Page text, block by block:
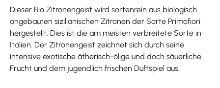
Dieser Bio Zitronengeist wird sortenrein aus biologisch
angebauten sizilianischen Zitronen der Sorte Primofiori
hergestellt. Dies ist die am meisten verbreitete Sorte in
Italien. Der Zitronengeist zeichnet sich durch seine
intensive exotische ätherisch-ölige und doch säuerliche
Frucht und dem jugendlich frischen Duftspiel aus.